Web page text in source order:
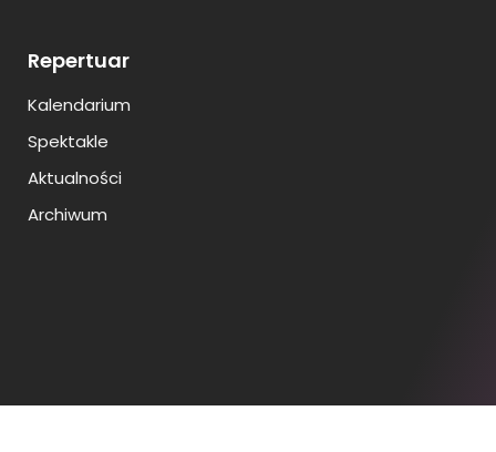
Repertuar
Kalendarium
Spektakle
Aktualności
Archiwum